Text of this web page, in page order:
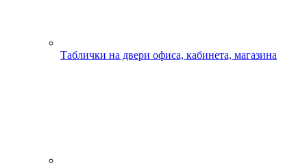
Таблички на двери офиса, кабинета, магазина